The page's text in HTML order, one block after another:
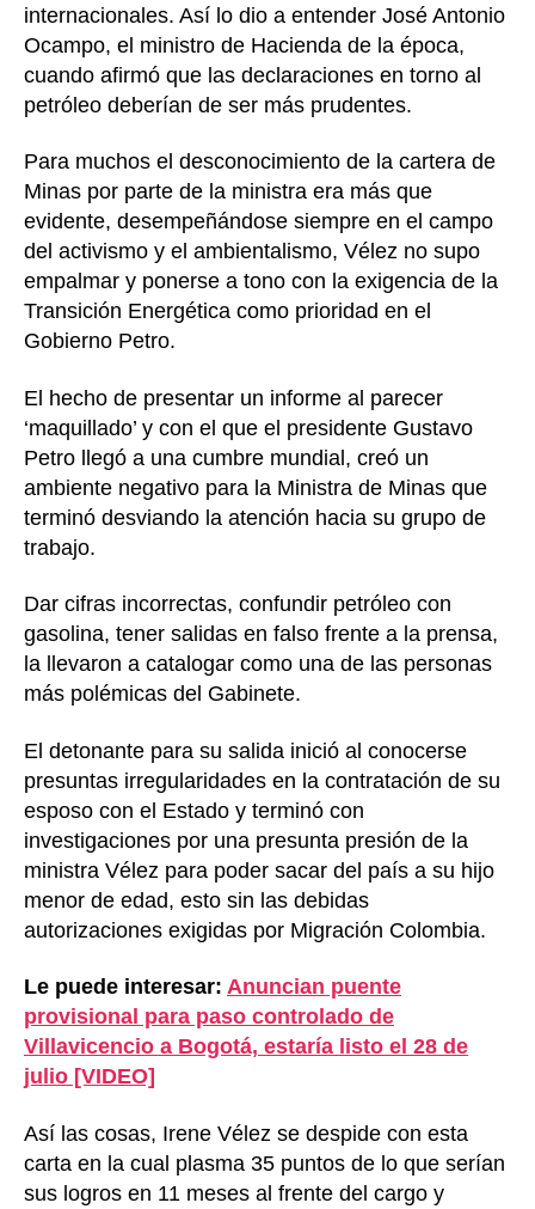
internacionales. Así lo dio a entender José Antonio
Ocampo, el ministro de Hacienda de la época,
cuando afirmó que las declaraciones en torno al
petróleo deberían de ser más prudentes.
Para muchos el desconocimiento de la cartera de
Minas por parte de la ministra era más que
evidente, desempeñándose siempre en el campo
del activismo y el ambientalismo, Vélez no supo
empalmar y ponerse a tono con la exigencia de la
Transición Energética como prioridad en el
Gobierno Petro.
El hecho de presentar un informe al parecer
‘maquillado’ y con el que el presidente Gustavo
Petro llegó a una cumbre mundial, creó un
ambiente negativo para la Ministra de Minas que
terminó desviando la atención hacia su grupo de
trabajo.
Dar cifras incorrectas, confundir petróleo con
gasolina, tener salidas en falso frente a la prensa,
la llevaron a catalogar como una de las personas
más polémicas del Gabinete.
El detonante para su salida inició al conocerse
presuntas irregularidades en la contratación de su
esposo con el Estado y terminó con
investigaciones por una presunta presión de la
ministra Vélez para poder sacar del país a su hijo
menor de edad, esto sin las debidas
autorizaciones exigidas por Migración Colombia.
Le puede interesar: Anuncian puente
provisional para paso controlado de
Villavicencio a Bogotá, estaría listo el 28 de
julio [VIDEO]
Así las cosas, Irene Vélez se despide con esta
carta en la cual plasma 35 puntos de lo que serían
sus logros en 11 meses al frente del cargo y